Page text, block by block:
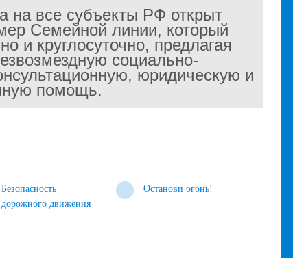
на все субъекты РФ открыт
Семейной линии, который
и круглосуточно, предлагая
социально-
юридическую и
помощь.
Безопасность
дорожного движения
Останови огонь!